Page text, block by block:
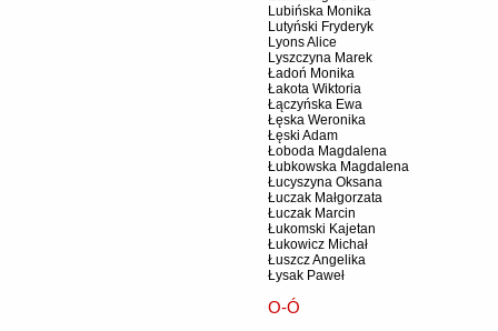
Lubińska Monika
Lutyński Fryderyk
Lyons Alice
Lyszczyna Marek
Ładoń Monika
Łakota Wiktoria
Łączyńska Ewa
Łęska Weronika
Łęski Adam
Łoboda Magdalena
Łubkowska Magdalena
Łucyszyna Oksana
Łuczak Małgorzata
Łuczak Marcin
Łukomski Kajetan
Łukowicz Michał
Łuszcz Angelika
Łysak Paweł
O-Ó